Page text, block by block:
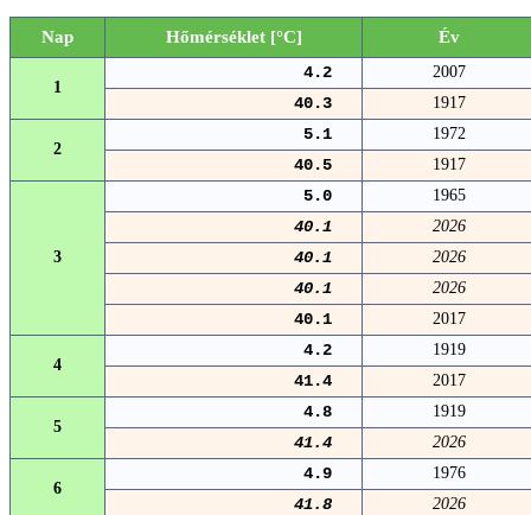
Nap Hőmérséklet [°C] Év
1
4.2 2007
40.3 1917
2
5.1 1972
40.5 1917
3
5.0 1965
40.1 2026
40.1 2026
40.1 2026
40.1 2017
4
4.2 1919
41.4 2017
5
4.8 1919
41.4 2026
6
4.9 1976
41.8 2026